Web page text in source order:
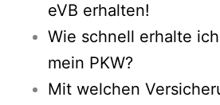
eVB erhalten!
Wie schnell erhalte
mein PKW?
Mit welchen